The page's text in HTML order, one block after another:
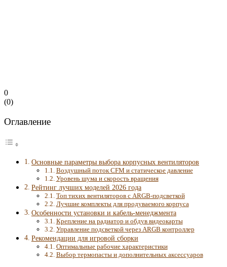
0
(0)
Оглавление
Основные параметры выбора корпусных вентиляторов
Воздушный поток CFM и статическое давление
Уровень шума и скорость вращения
Рейтинг лучших моделей 2026 года
Топ тихих вентиляторов с ARGB-подсветкой
Лучшие комплекты для продуваемого корпуса
Особенности установки и кабель-менеджмента
Крепление на радиатор и обдув видеокарты
Управление подсветкой через ARGB контроллер
Рекомендации для игровой сборки
Оптимальные рабочие характеристики
Выбор термопасты и дополнительных аксессуаров